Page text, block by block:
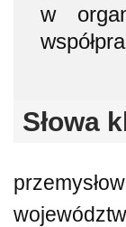
w
Słowa